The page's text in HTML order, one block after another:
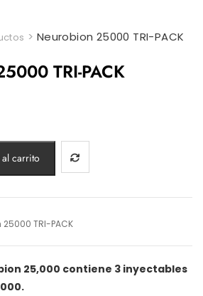
> Neurobion 25000 TRI-PACK
TRI-PACK
carrito
TRI-PACK
25,000 contiene 3 inyectables